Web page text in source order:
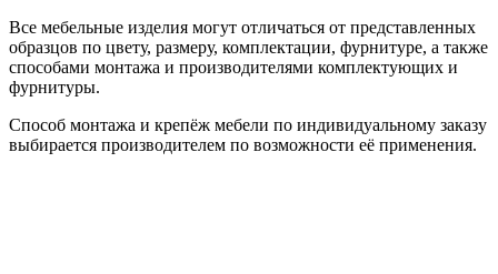
Все мебельные изделия могут отличаться от представленных
образцов по цвету, размеру, комплектации, фурнитуре, а также
способами монтажа и производителями комплектующих и
фурнитуры.
Способ монтажа и крепёж мебели по индивидуальному заказу
выбирается производителем по возможности её применения.